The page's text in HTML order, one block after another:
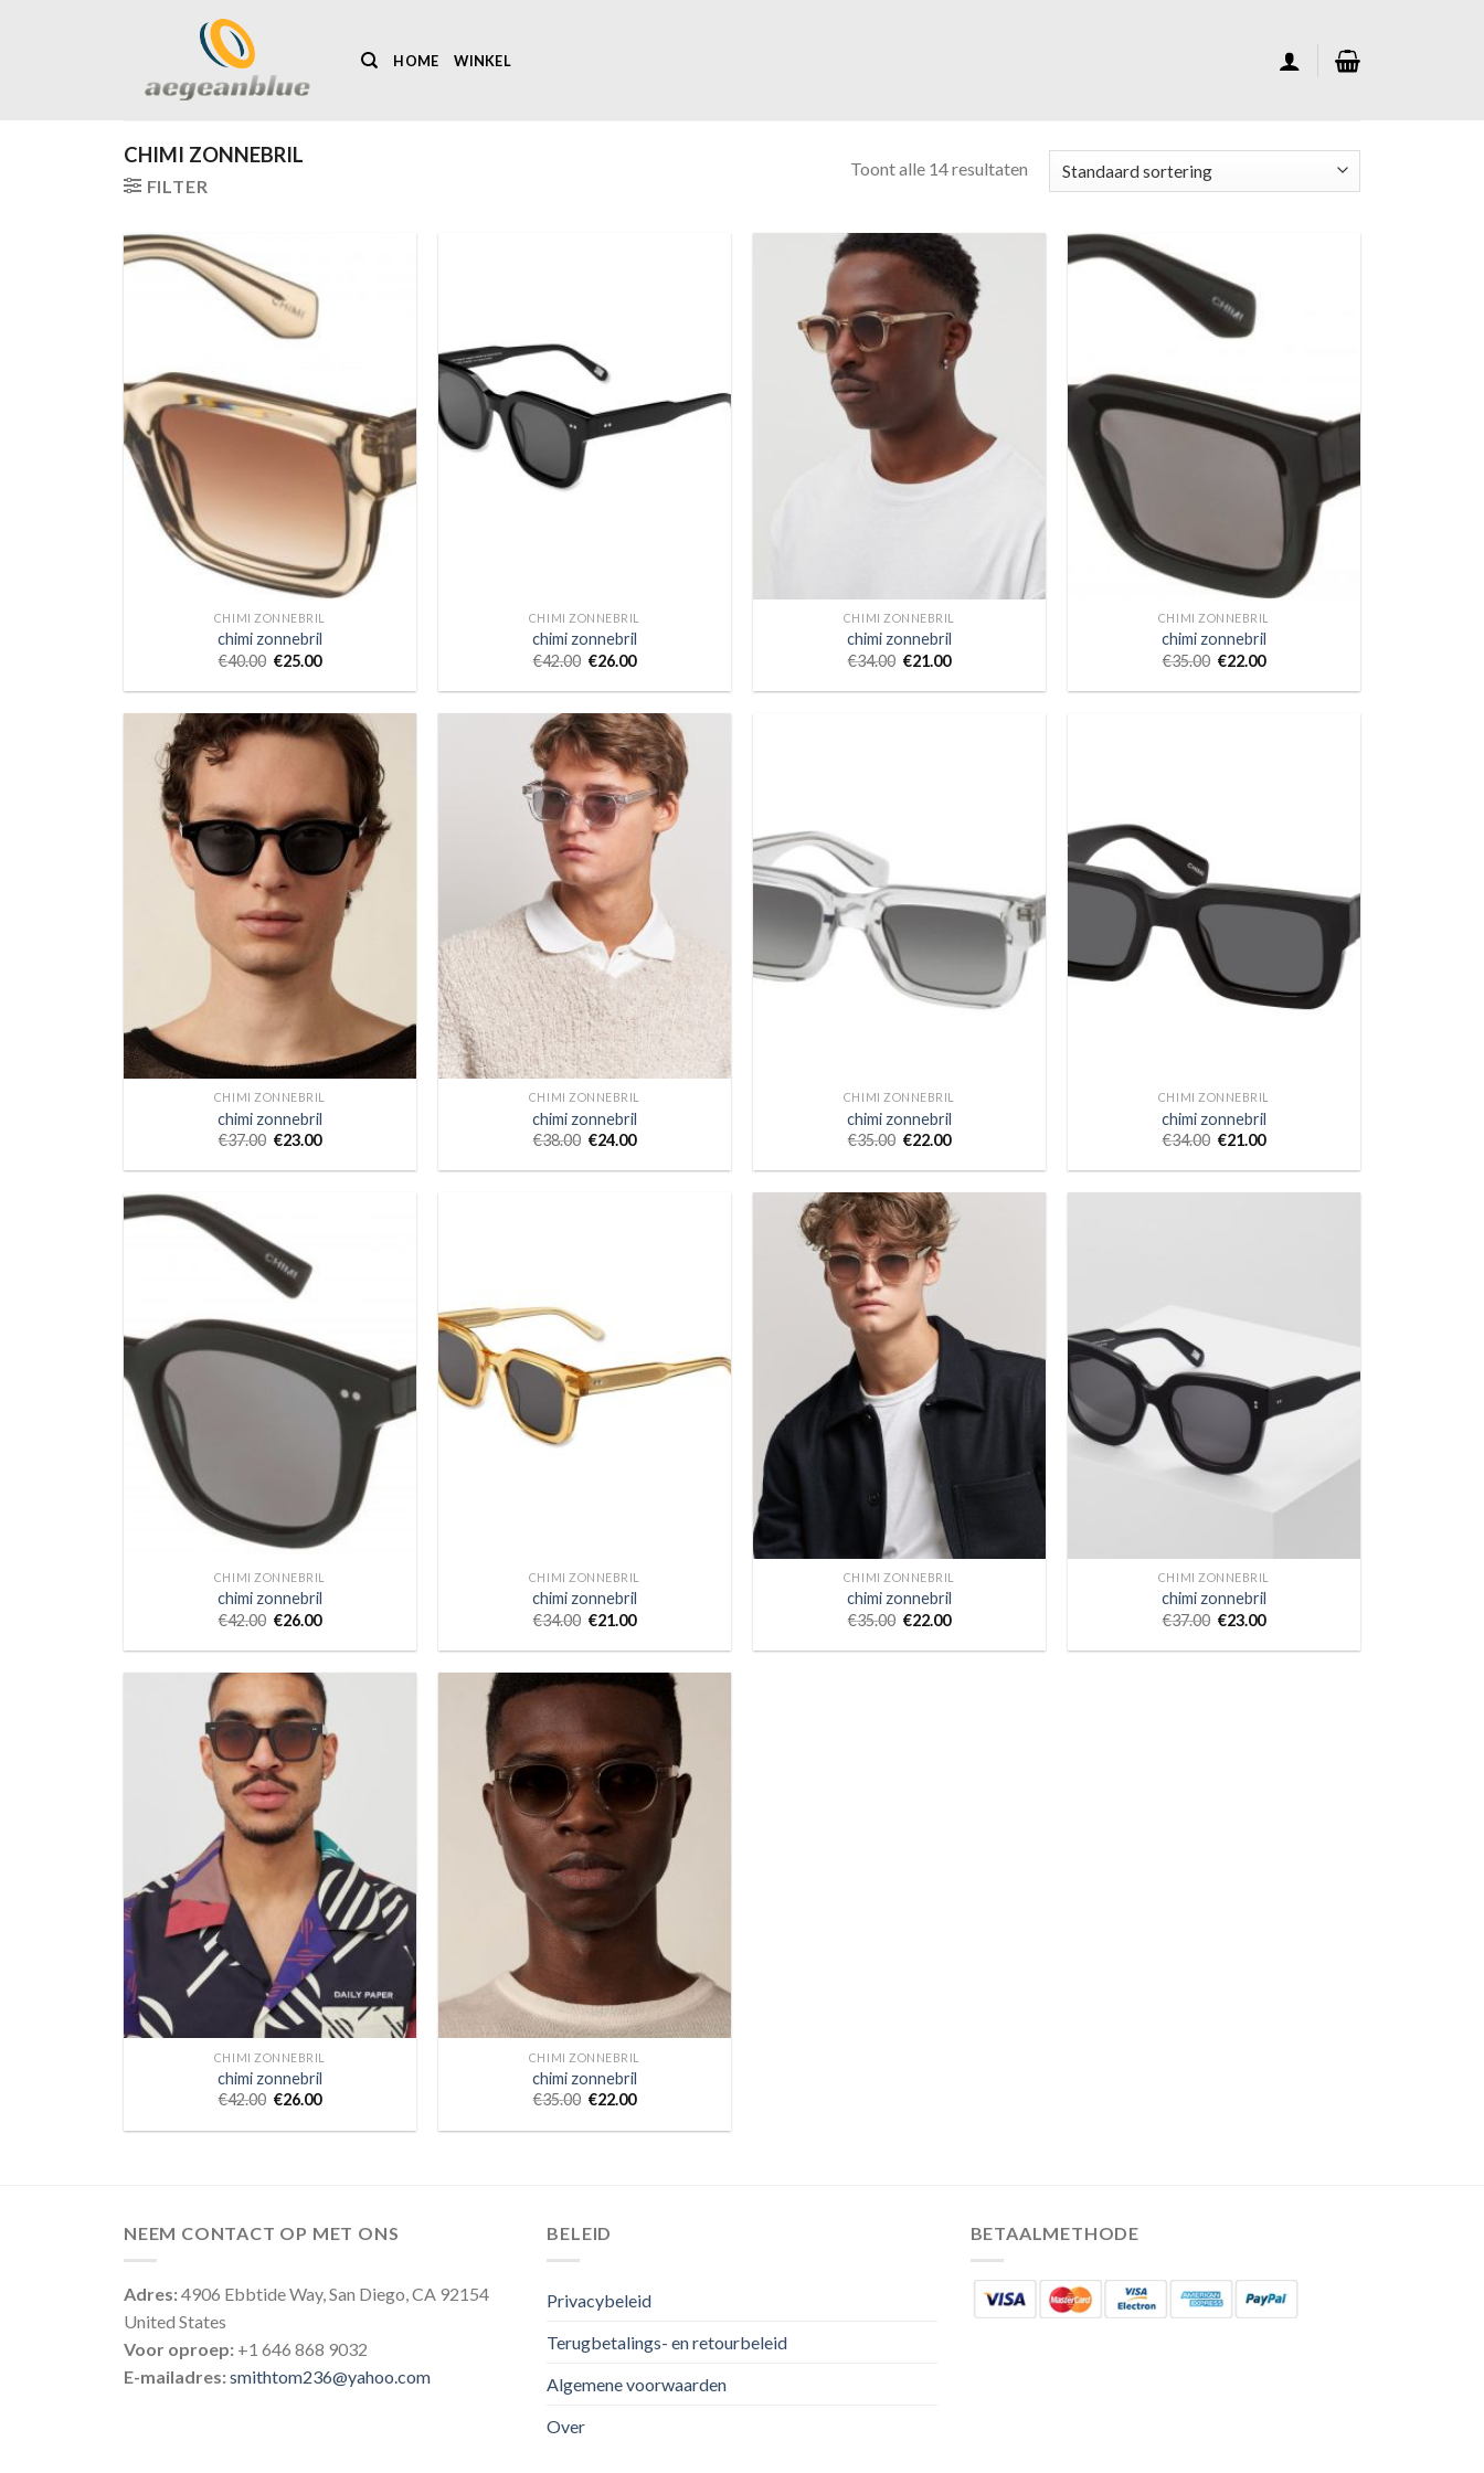
HOME WINKEL
CHIMI ZONNEBRIL
FILTER
Toont alle 14 resultaten
CHIMI ZONNEBRIL
chimi zonnebril
€40.00 €25.00
CHIMI ZONNEBRIL
chimi zonnebril
€42.00 €26.00
CHIMI ZONNEBRIL
chimi zonnebril
€34.00 €21.00
CHIMI ZONNEBRIL
chimi zonnebril
€35.00 €22.00
CHIMI ZONNEBRIL
chimi zonnebril
€37.00 €23.00
CHIMI ZONNEBRIL
chimi zonnebril
€38.00 €24.00
CHIMI ZONNEBRIL
chimi zonnebril
€35.00 €22.00
CHIMI ZONNEBRIL
chimi zonnebril
€34.00 €21.00
CHIMI ZONNEBRIL
chimi zonnebril
€42.00 €26.00
CHIMI ZONNEBRIL
chimi zonnebril
€34.00 €21.00
CHIMI ZONNEBRIL
chimi zonnebril
€35.00 €22.00
CHIMI ZONNEBRIL
chimi zonnebril
€37.00 €23.00
CHIMI ZONNEBRIL
chimi zonnebril
€42.00 €26.00
CHIMI ZONNEBRIL
chimi zonnebril
€35.00 €22.00
NEEM CONTACT OP MET ONS
Adres:4906 Ebbtide Way, San Diego, CA 92154
United States
Voor oproep: +1 646 868 9032
E-mailadres:smithtom236@yahoo.com
BELEID
Privacybeleid
Terugbetalings- en retourbeleid
Algemene voorwaarden
Over
BETAALMETHODE